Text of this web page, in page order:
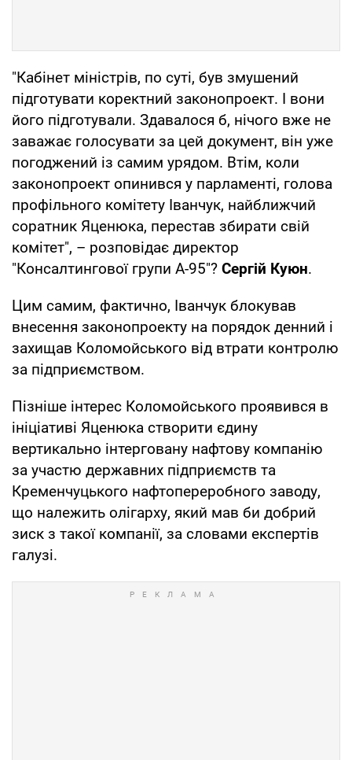
"Кабінет міністрів, по суті, був змушений
підготувати коректний законопроект. І вони
його підготували. Здавалося б, нічого вже не
заважає голосувати за цей документ, він уже
погоджений із самим урядом. Втім, коли
законопроект опинився у парламенті, голова
профільного комітету Іванчук, найближчий
соратник Яценюка, перестав збирати свій
комітет", – розповідає директор
"Консалтингової групи А-95"? Сергій Куюн.
Цим самим, фактично, Іванчук блокував
внесення законопроекту на порядок денний і
захищав Коломойського від втрати контролю
за підприємством.
Пізніше інтерес Коломойського проявився в
ініціативі Яценюка створити єдину
вертикально інтерговану нафтову компанію
за участю державних підприємств та
Кременчуцького нафтопереробного заводу,
що належить олігарху, який мав би добрий
зиск з такої компанії, за словами експертів
галузі.